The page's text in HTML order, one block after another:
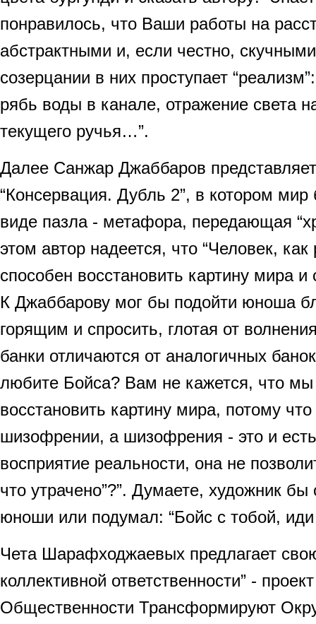
понравилось, что Ваши работы на
абстрактными и, если честно,
созерцании в них проступает
рябь воды в канале, отражение света
текущего ручья…”.
Далее Санжар Джаббаров
“Консервация. Дубль 2”, в котором
виде пазла - метафора, передающая
этом автор надеется, что “Человек,
способен восстановить картину мира и
К Джаббарову мог бы подойти юноша
горящим и спросить, глотая от
банки отличаются от аналогичных
любите Бойса? Вам не кажется, что
восстановить картину мира, потому
шизофрении, а шизофрения - это и
восприятие реальности, она не
что утрачено”?”. Думаете, художник бы
юноши или подумал: “Бойс с тобой,
Чета Шарафходжаевых предлагает
коллективной ответственности” -
Общественности Трансформируют